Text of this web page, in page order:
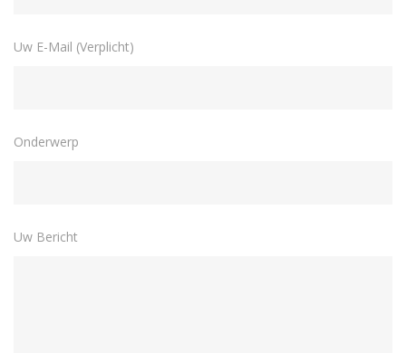
Uw E-Mail (Verplicht)
Onderwerp
Uw Bericht